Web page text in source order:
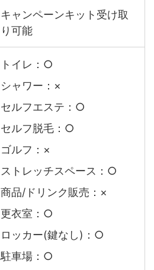
キャンペーンキット受け取
り可能
トイレ：○
シャワー：×
セルフエステ：○
セルフ脱毛：○
ゴルフ：×
ストレッチスペース：○
商品/ドリンク販売：×
更衣室：○
ロッカー(鍵なし)：○
駐車場：○